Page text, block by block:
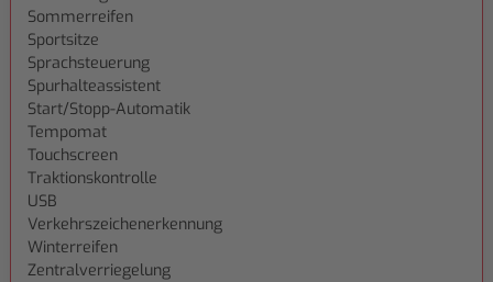
Sommerreifen
Sportsitze
Sprachsteuerung
Spurhalteassistent
Start/Stopp-Automatik
Tempomat
Touchscreen
Traktionskontrolle
USB
Verkehrszeichenerkennung
Winterreifen
Zentralverriegelung